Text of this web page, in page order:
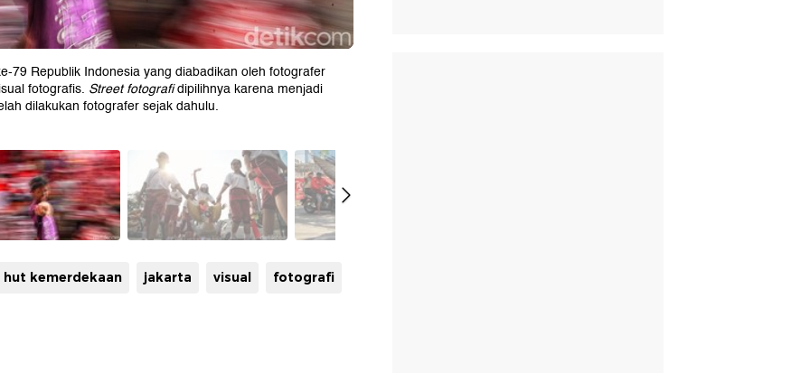
79 Republik Indonesia yang diabadikan oleh fotografer
fotografis. Street fotografidipilihnya karena menjadi
dilakukan fotografer sejak dahulu.
hut kemerdekaan jakarta visual fotografi